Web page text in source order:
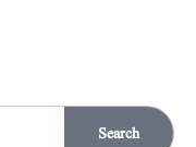
Search